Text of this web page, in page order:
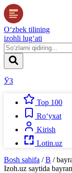
O‘zbek tilining
izohli lug‘ati
ЎЗ
Top 100
Ro‘yxat
Kirish
Lotin.uz
Bosh sahifa / B /
Izoh.uz saytida